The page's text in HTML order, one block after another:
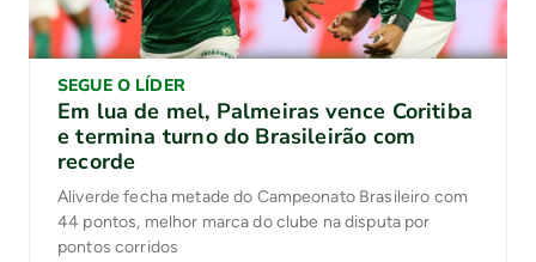
SEGUE O LÍDER
Em lua de mel, Palmeiras vence Coritiba
e termina turno do Brasileirão com
recorde
Aliverde fecha metade do Campeonato Brasileiro com
44 pontos, melhor marca do clube na disputa por
pontos corridos